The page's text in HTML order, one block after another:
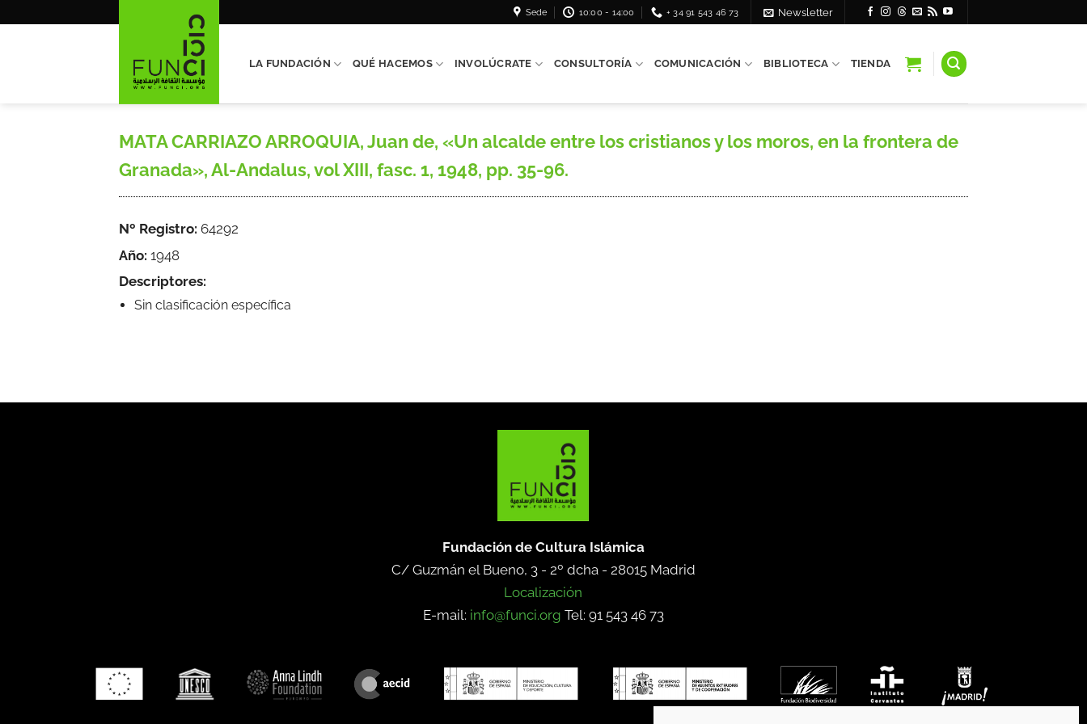
Sede 10:00 - 14:00 + 34 91 543 46 73 Newsletter
LA FUNDACIÓN QUÉ HACEMOS INVOLÚCRATE CONSULTORÍA COMUNICACIÓN BIBLIOTECA TIENDA
MATA CARRIAZO ARROQUIA, Juan de, «Un alcalde entre los cristianos y los moros, en la frontera de
Granada», Al-Andalus, vol XIII, fasc. 1, 1948, pp. 35-96.
Nº Registro: 64292
Año: 1948
Descriptores:
Sin clasificación específica
Fundación de Cultura Islámica
C/ Guzmán el Bueno, 3 - 2º dcha - 28015 Madrid
Localización
E-mail: info@funci.org Tel: 91 543 46 73